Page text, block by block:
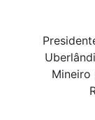
Mineiro